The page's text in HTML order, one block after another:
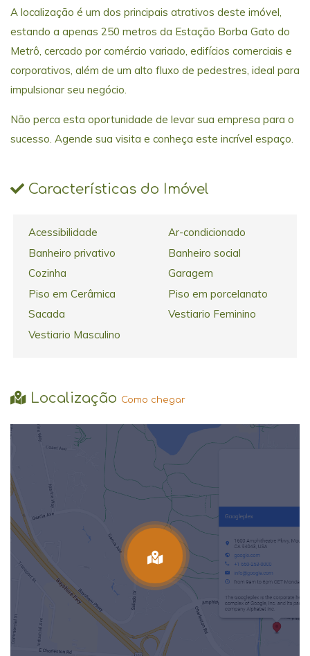
A localização é um dos principais atrativos deste imóvel,
estando a apenas 250 metros da Estação Borba Gato do
Metrô, cercado por comércio variado, edifícios comerciais e
corporativos, além de um alto fluxo de pedestres, ideal para
impulsionar seu negócio.
Não perca esta oportunidade de levar sua empresa para o
sucesso. Agende sua visita e conheça este incrível espaço.
Características do Imóvel
Acessibilidade
Ar-condicionado
Banheiro privativo
Banheiro social
Cozinha
Garagem
Piso em Cerâmica
Piso em porcelanato
Sacada
Vestiario Feminino
Vestiario Masculino
Localização Como chegar